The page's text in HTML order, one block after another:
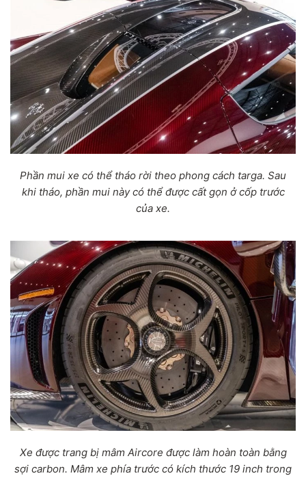
Phần mui xe có thể tháo rời theo phong cách targa. Sau
khi tháo, phần mui này có thể được cất gọn ở cốp trước
của xe.
Xe được trang bị mâm Aircore được làm hoàn toàn bằng
sợi carbon. Mâm xe phía trước có kích thước 19 inch trong